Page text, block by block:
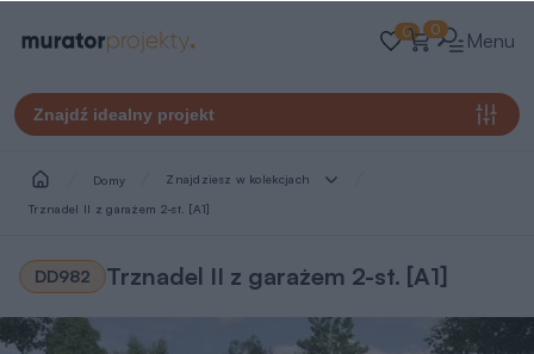
0 0 Menu
Znajdź idealny projekt
Domy Znajdziesz w kolekcjach
Trznadel II z garażem 2-st. [A1]
DD982 Trznadel II z garażem 2-st. [A1]